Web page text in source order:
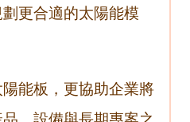
更合適的太陽能模
能板，更協助企業將